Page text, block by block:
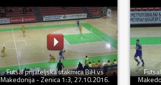
Futsal prijateljska utakmica BiH vs
Makedonija - Zenica 1:3, 27.10.2016.